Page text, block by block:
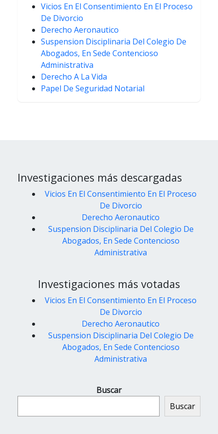
Vicios En El Consentimiento En El Proceso
De Divorcio
Derecho Aeronautico
Suspension Disciplinaria Del Colegio De
Abogados, En Sede Contencioso
Administrativa
Derecho A La Vida
Papel De Seguridad Notarial
Investigaciones más descargadas
Vicios En El Consentimiento En El Proceso
De Divorcio
Derecho Aeronautico
Suspension Disciplinaria Del Colegio De
Abogados, En Sede Contencioso
Administrativa
Investigaciones más votadas
Vicios En El Consentimiento En El Proceso
De Divorcio
Derecho Aeronautico
Suspension Disciplinaria Del Colegio De
Abogados, En Sede Contencioso
Administrativa
Buscar
Buscar